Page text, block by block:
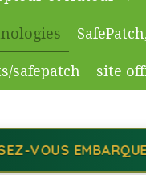
safepatch site
CAPTIVANT DE